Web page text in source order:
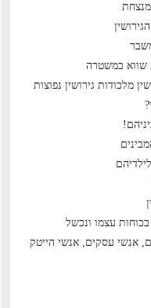
שווא במשטרה
מלכודות גירושין נפוצות
עצמו ונכשל
אנשי עסקים, אנשי הייטק